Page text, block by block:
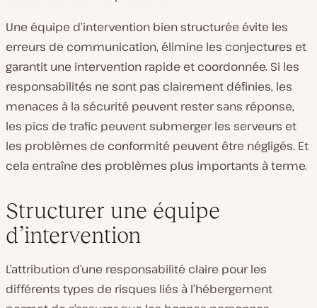
Une équipe d’intervention bien structurée évite les
erreurs de communication, élimine les conjectures et
garantit une intervention rapide et coordonnée. Si les
responsabilités ne sont pas clairement définies, les
menaces à la sécurité peuvent rester sans réponse,
les pics de trafic peuvent submerger les serveurs et
les problèmes de conformité peuvent être négligés. Et
cela entraîne des problèmes plus importants à terme.
Structurer une équipe
d’intervention
L’attribution d’une responsabilité claire pour les
différents types de risques liés à l’hébergement